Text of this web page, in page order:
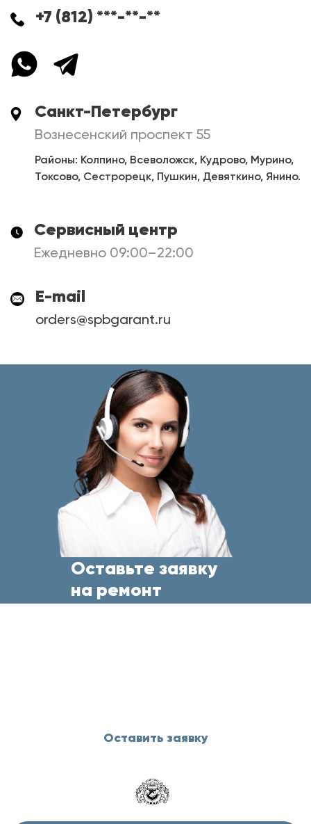
+7 (812) ***-**-**
Санкт-Петербург
Вознесенский проспект 55
Районы: Колпино, Всеволожск, Кудрово, Мурино,
Токсово, Сестрорецк, Пушкин, Девяткино, Янино.
Сервисный центр
Ежедневно 09:00–22:00
E-mail
orders@spbgarant.ru
Оставьте заявку
на ремонт
Оставить заявку